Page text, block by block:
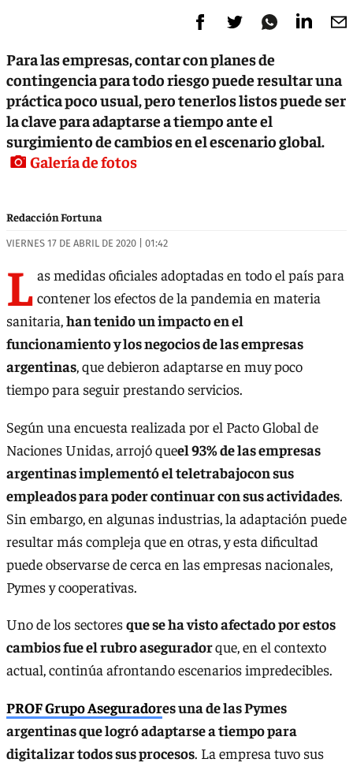
Para las empresas, contar con planes de
contingencia para todo riesgo puede resultar una
práctica poco usual, pero tenerlos listos puede ser
la clave para adaptarse a tiempo ante el
surgimiento de cambios en el escenario global.
Galería de fotos
Redacción Fortuna
VIERNES 17 DE ABRIL DE 2020 | 01:42
L as medidas oficiales adoptadas en todo el país para
contener los efectos de la pandemia en materia
sanitaria,han tenido un impacto en el
funcionamiento y los negocios de las empresas
argentinas, que debieron adaptarse en muy poco
tiempo para seguir prestando servicios.
Según una encuesta realizada por el Pacto Global de
Naciones Unidas, arrojó queel 93% de las empresas
argentinas implementó el teletrabajocon sus
empleados para poder continuar con sus actividades.
Sin embargo, en algunas industrias, la adaptación puede
resultar más compleja que en otras, y esta dificultad
puede observarse de cerca en las empresas nacionales,
Pymes y cooperativas.
Uno de los sectoresque se ha visto afectado por estos
cambios fue el rubro aseguradorque, en el contexto
actual, continúa afrontando escenarios impredecibles.
PROF Grupo Aseguradores una de las Pymes
argentinas que logró adaptarse a tiempo para
digitalizar todos sus procesos. La empresa tuvo sus